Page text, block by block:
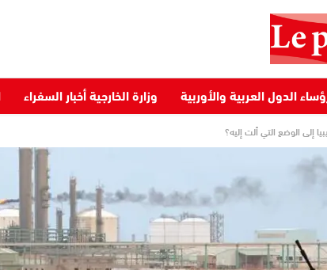
الدول العربية والأوربية وزارة الخارجية أخبار السفراء
إلى الوضع التي ألت إليه؟